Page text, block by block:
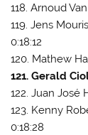
118. Arnoud
119. Jens
0:18:12
120. Mathew
121. Gerald
122. Juan José
123. Kenny
0:18:28